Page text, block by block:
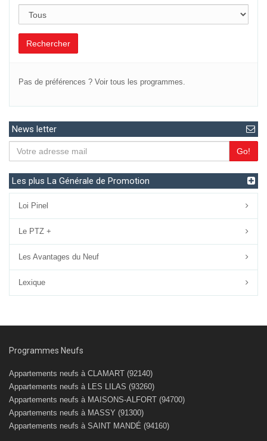
Rechercher
Pas de préférences ? Voir tous les programmes.
News letter
Go!
Les plus La Générale de Promotion
Loi Pinel
Le PTZ +
Les Avantages du Neuf
Lexique
Programmes Neufs
Appartements neufs à CLAMART (92140)
Appartements neufs à LES LILAS (93260)
Appartements neufs à MAISONS-ALFORT (94700)
Appartements neufs à MASSY (91300)
Appartements neufs à SAINT MANDÉ (94160)